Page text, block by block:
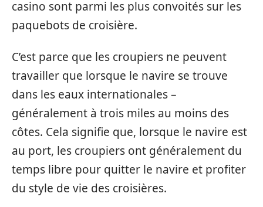
casino sont parmi les plus convoités sur les
paquebots de croisière.
C’est parce que les croupiers ne peuvent
travailler que lorsque le navire se trouve
dans les eaux internationales –
généralement à trois miles au moins des
côtes. Cela signifie que, lorsque le navire est
au port, les croupiers ont généralement du
temps libre pour quitter le navire et profiter
du style de vie des croisières.